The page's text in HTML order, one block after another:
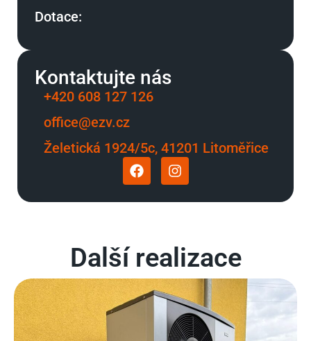
Dotace:
Kontaktujte nás
+420 608 127 126
office@ezv.cz
Želetická 1924/5c, 41201 Litoměřice
Další realizace